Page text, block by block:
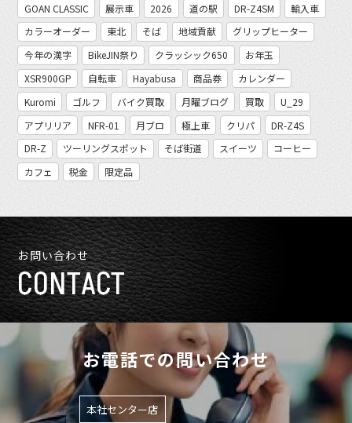
GOAN CLASSIC
展示車 2026 道の駅 DR-Z4SM
輸入車
カラーオーダー
東北 そば 地域貢献
グリップヒーター
今年の漢字
BikeJIN祭り クラッシック650
お年玉
XSR900GP
自転車 Hayabusa 商品券
カレンダー
Kuromi
ゴルフ バイク買取 月曜ブログ 買取
U_29
アプリリア
NFR-01 月ブロ 極上車 クリパ
DR-Z4S
DR-Z
ツーリングスポット そば街道 スイーツ
コーヒー
カフェ
税金 限定品
お問い合わせ
CONTACT
お電話での問い合わせ
本社センター店